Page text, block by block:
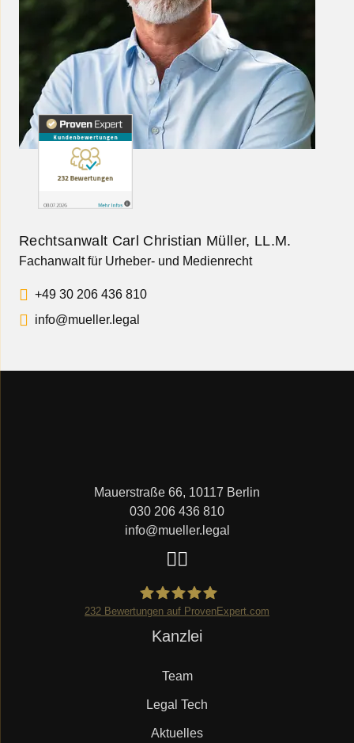
Rechtsanwalt Carl Christian Müller, LL.M.
Fachanwalt für Urheber- und Medienrecht
+49 30 206 436 810
info@mueller.legal
Mauerstraße 66, 10117 Berlin
030 206 436 810
info@mueller.legal
Mueller.legal
232 Bewertungen auf ProvenExpert.com
Kanzlei
Team
Legal Tech
Aktuelles